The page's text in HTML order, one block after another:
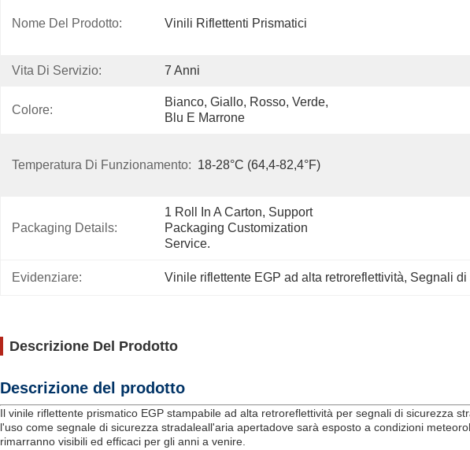
Nome Del Prodotto: Vinili Riflettenti Prismatici
Vita Di Servizio: 7 Anni
Colore:
Bianco, Giallo, Rosso, Verde,
Blu E Marrone
Temperatura Di Funzionamento: 18-28°C (64,4-82,4°F)
Packaging Details:
1 Roll In A Carton, Support
Packaging Customization
Service.
Evidenziare: Vinile riflettente EGP ad alta retroreflettività, Segnali di
Descrizione Del Prodotto
Descrizione del prodotto
Il vinile riflettente prismatico EGP stampabile ad alta retroreflettività per segnali di sicurezza
l'uso come segnale di sicurezza stradaleall'aria apertadove sarà esposto a condizioni
rimarranno visibili ed efficaci per gli anni a venire.